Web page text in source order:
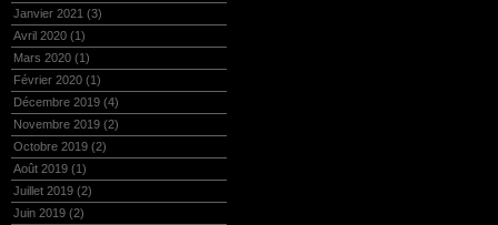
Janvier 2021 (3)
Avril 2020 (1)
Mars 2020 (1)
Février 2020 (1)
Décembre 2019 (4)
Novembre 2019 (2)
Octobre 2019 (2)
Août 2019 (1)
Juillet 2019 (2)
Juin 2019 (2)